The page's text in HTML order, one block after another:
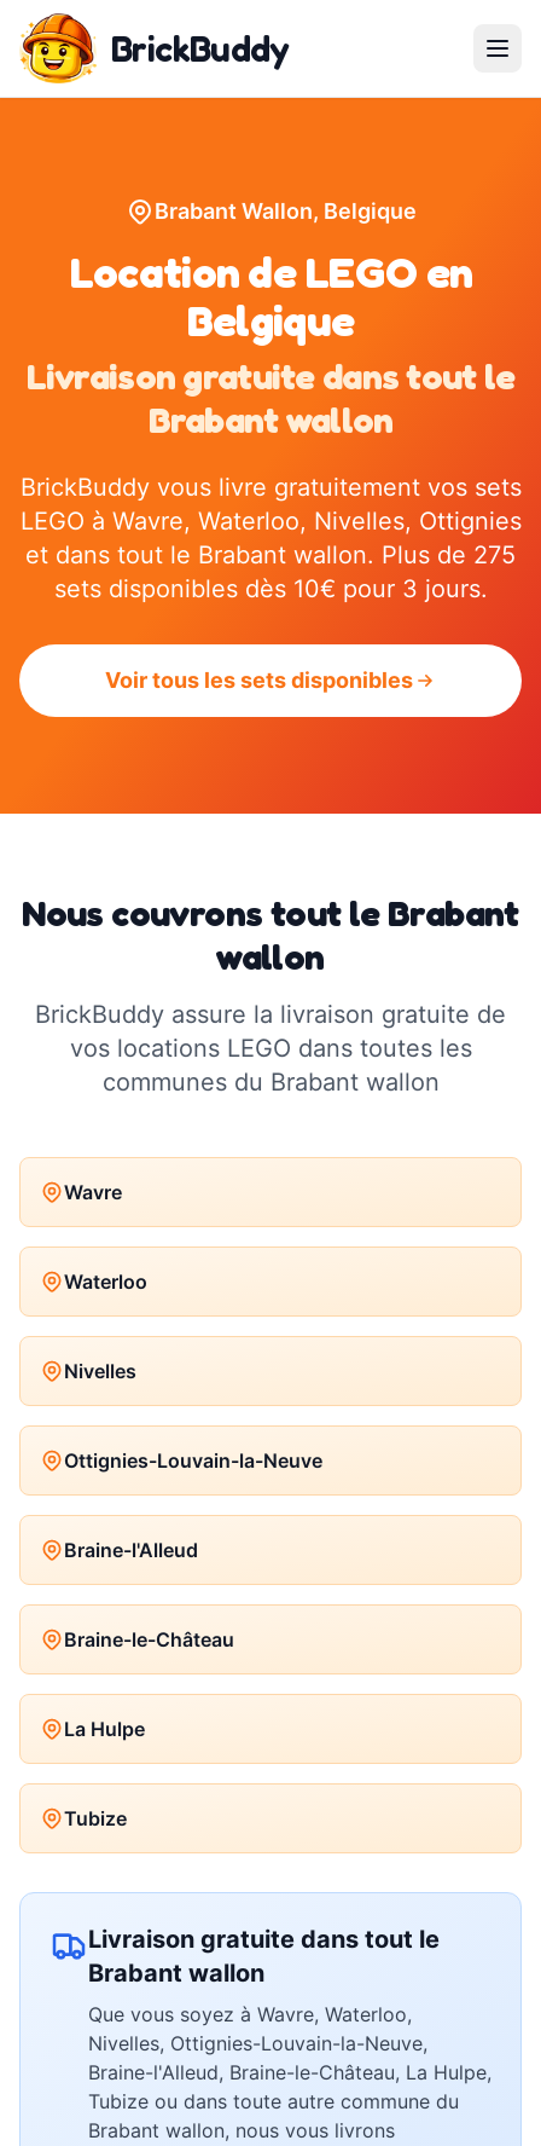
BrickBuddy
Brabant Wallon, Belgique
Location de LEGO en
Belgique
Livraison gratuite dans tout le
Brabant wallon
BrickBuddy vous livre gratuitement vos sets
LEGO à Wavre, Waterloo, Nivelles, Ottignies
et dans tout le Brabant wallon. Plus de 275
sets disponibles dès 10€ pour 3 jours.
Voir tous les sets disponibles
Nous couvrons tout le Brabant
wallon
BrickBuddy assure la livraison gratuite de
vos locations LEGO dans toutes les
communes du Brabant wallon
Wavre
Waterloo
Nivelles
Ottignies-Louvain-la-Neuve
Braine-l'Alleud
Braine-le-Château
La Hulpe
Tubize
Livraison gratuite dans tout le
Brabant wallon
Que vous soyez à Wavre, Waterloo,
Nivelles, Ottignies-Louvain-la-Neuve,
Braine-l'Alleud, Braine-le-Château, La Hulpe,
Tubize ou dans toute autre commune du
Brabant wallon, nous vous livrons